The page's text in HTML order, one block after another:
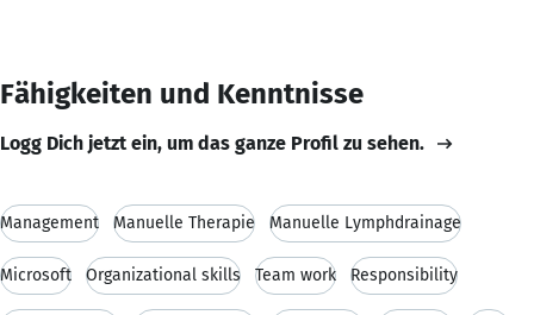
Fähigkeiten und Kenntnisse
Logg Dich jetzt ein, um das ganze Profil zu sehen.
Management Manuelle Therapie Manuelle Lymphdrainage
Microsoft Organizational skills Team work Responsibility